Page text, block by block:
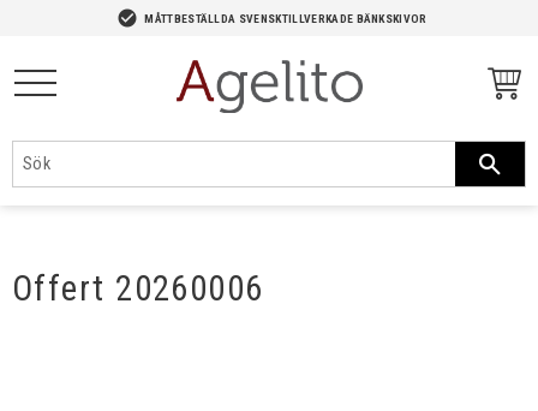
check_circle MÅTTBESTÄLLDA SVENSKTILLVERKADE BÄNKSKIVOR
Offert 20260006